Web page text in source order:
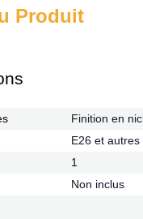
Produit
Finition en
E26 et autres
1
Non inclus